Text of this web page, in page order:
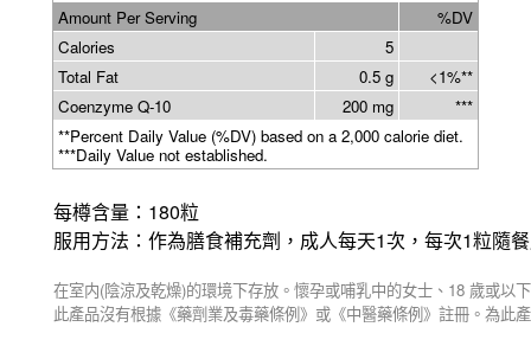
Amount Per Serving
%DV
Calories
5
Total Fat
0.5 g
<1%**
Coenzyme Q-10
200 mg
***
**Percent Daily Value (%DV) based on a 2,000 calorie diet.
***Daily Value not established.
每樽含量： 180粒
服用方法：作為膳食補充劑，成人每天1次，每次1粒隨
在室内(陰涼及乾燥)的環境下存放。懷孕或哺乳中的女士、 18 歲或以
此產品沒有根據《藥劑業及毒藥條例》或《中醫藥條例》註冊。為此